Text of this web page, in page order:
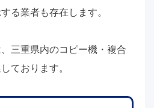
る業者も存在します。
三重県内のコピー機・複合
ております。